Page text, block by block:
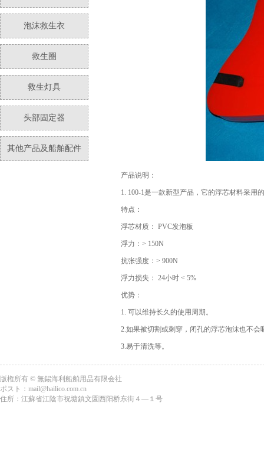
泡沫救生衣
救生圈
救生灯具
头部固定器
其他产品及船舶配件
产品说明：
1. 100-1是一款新型产品，它的浮芯材料采用
特点：
浮芯材质： PVC发泡板
浮力：> 150N
抗张强度：> 900N
浮力损失： 24小时 < 5%
优势：
1. 可以维持长久的使用周期。
2.如果被切割或刺穿，闭孔的浮芯泡沫也不会
3.易于清洗等。
版権所有 © 無錫海利船舶用品有限会社
ポスト：mail@hailico.com.cn
住所：江蘇省江陰市祝塘鎮文園西阳桥东街４―１号